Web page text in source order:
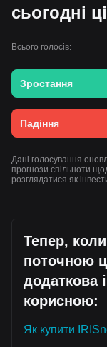
сьогодні
Всього голосів:
Зростання
Падіння
Дані голосування
прогнози спільноти
розглядатися як
Тепер,
поточною
додаткова
корисною:
Як купити